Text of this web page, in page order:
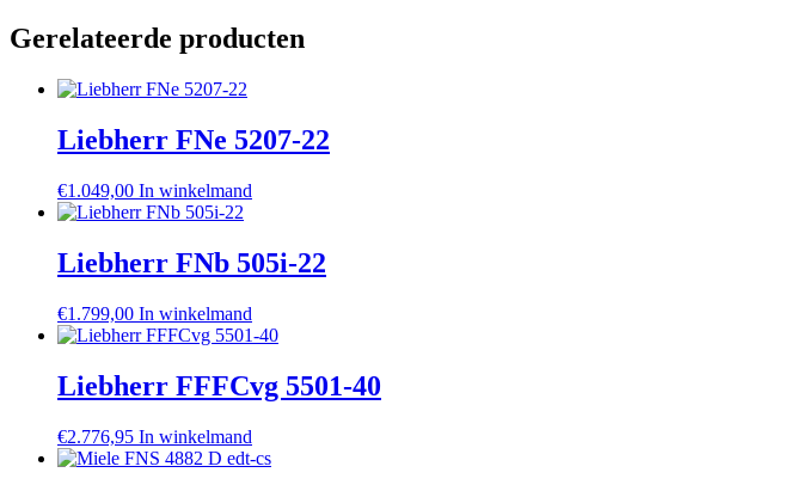
Gerelateerde producten
Liebherr FNe 5207-22
€1.049,00 In winkelmand
Liebherr FNb 505i-22
€1.799,00 In winkelmand
Liebherr FFFCvg 5501-40
€2.776,95 In winkelmand